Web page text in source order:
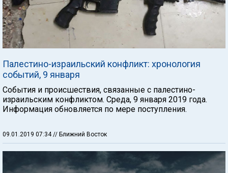
Палестино-израильский конфликт: хронология
событий, 9 января
События и происшествия, связанные с палестино-
израильским конфликтом. Среда, 9 января 2019 года.
Информация обновляется по мере поступления.
09.01.2019 07:34 // Ближний Восток